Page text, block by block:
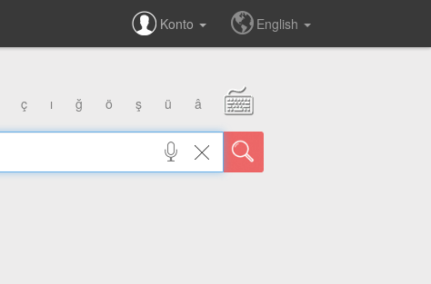
Konto English
ç ı ğ ö ş ü â